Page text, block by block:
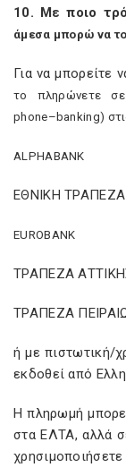
10. Με ποιο
άμεσα μπορώ να
Για να μπορείτε
το πληρώνετε
phone– banking)
ALPHABANK
ΕΘΝΙΚΗ
EUROBANK
ΤΡΑΠΕΖΑ
ΤΡΑΠΕΖΑ
ή με πιστωτική/
εκδοθεί από
Η πληρωμή
στα ΕΛΤΑ, αλλά